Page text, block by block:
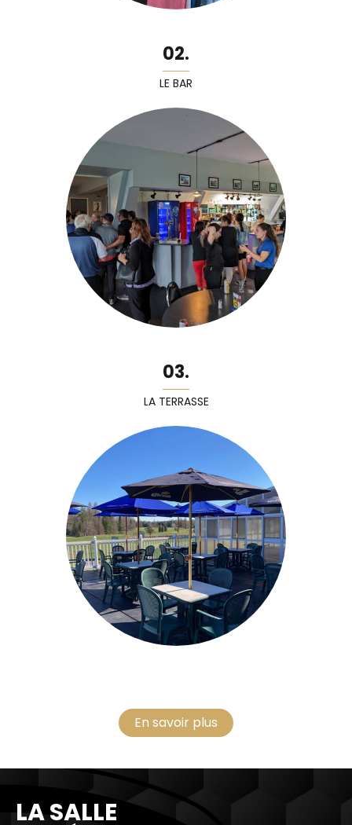
02.
LE BAR
03.
LA TERRASSE
En savoir plus
LA SALLE